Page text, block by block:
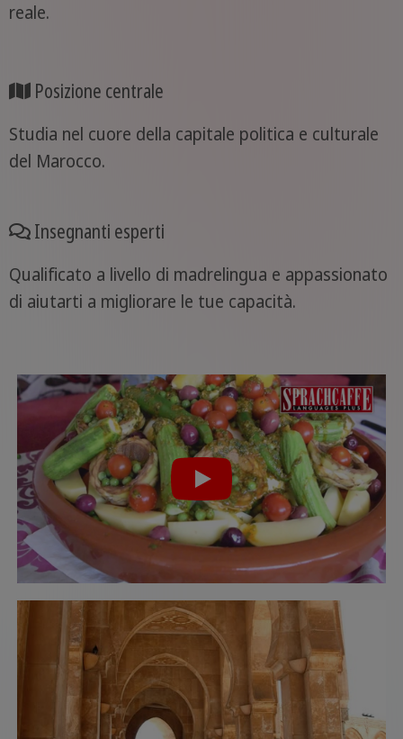
reale.
Posizione centrale
Studia nel cuore della capitale politica e culturale
del Marocco.
Insegnanti esperti
Qualificato a livello di madrelingua e appassionato
di aiutarti a migliorare le tue capacità.